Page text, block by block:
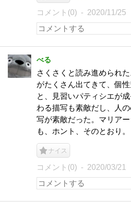
コメント(0) 2020/11/25
べる
さくさくと読み進められ
がたくさん出てきて、個
と、見習いパティシエが
わる描写も素敵だし、人
写が素敵だった。マリア
も、ホント、そのとおり。
ナイス
コメント(0) 2020/03/21